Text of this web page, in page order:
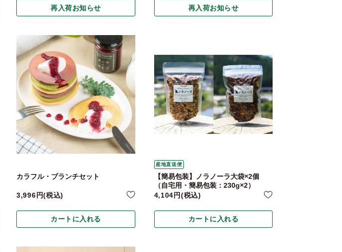
再入荷お知らせ 再入荷お知らせ
カラフル・ブランチセット
3,996 税込
カートに入れる
産地直送便
【簡易包装】ノラノーラ大袋×2個
（自宅用・簡易包装：230g×2）
4,104
税込
カートに入れる